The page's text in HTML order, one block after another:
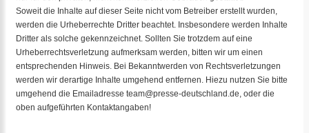
Soweit die Inhalte auf dieser Seite nicht vom Betreiber erstellt wurden,
werden die Urheberrechte Dritter beachtet. Insbesondere werden Inhalte
Dritter als solche gekennzeichnet. Sollten Sie trotzdem auf eine
Urheberrechtsverletzung aufmerksam werden, bitten wir um einen
entsprechenden Hinweis. Bei Bekanntwerden von Rechtsverletzungen
werden wir derartige Inhalte umgehend entfernen. Hiezu nutzen Sie bitte
umgehend die Emailadresse team@presse-deutschland.de, oder die
oben aufgeführten Kontaktangaben!